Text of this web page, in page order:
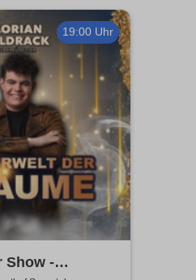
19:00 Uhr
Show -